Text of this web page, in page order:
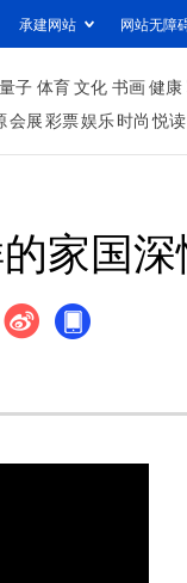
承建网站 网站无障
量子 体育文化 书画健康
会展彩票娱乐时尚 悦读
家国深